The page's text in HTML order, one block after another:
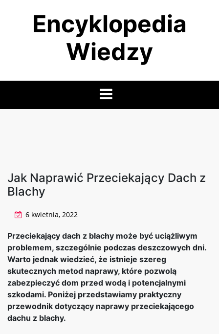
Encyklopedia
Wiedzy
Jak Naprawić Przeciekający Dach z
Blachy
6 kwietnia, 2022
Przeciekający dach z blachy może być uciążliwym
problemem, szczególnie podczas deszczowych dni.
Warto jednak wiedzieć, że istnieje szereg
skutecznych metod naprawy, które pozwolą
zabezpieczyć dom przed wodą i potencjalnymi
szkodami. Poniżej przedstawiamy praktyczny
przewodnik dotyczący naprawy przeciekającego
dachu z blachy.